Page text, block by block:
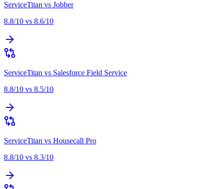
ServiceTitan vs Jobber
8.8/10 vs 8.6/10
ServiceTitan vs Salesforce Field Service
8.8/10 vs 8.5/10
ServiceTitan vs Housecall Pro
8.8/10 vs 8.3/10